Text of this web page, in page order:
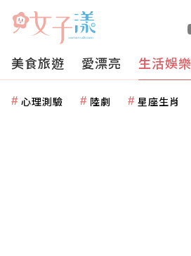
美食旅遊 愛漂亮 生活娛樂
心理測驗 陸劇 星座生肖